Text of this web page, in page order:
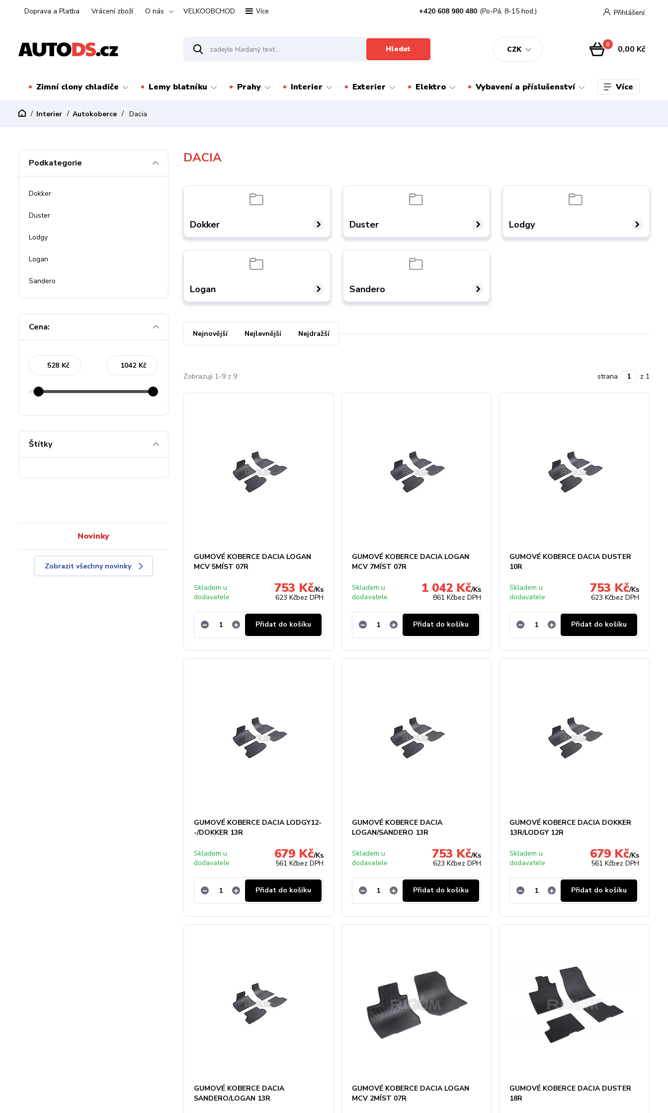
Doprava a Platba Vrácení zboží O nás VELKOOBCHOD Více
CZK
Přihlášení
Hledat
+420 608 980 480 (Po-Pá, 8-15 hod.)
0 0,00 Kč
Zimní clony chladiče Lemy blatníku Prahy Interier Exterier Elektro Vybavení a příslušenství Více
Interier Autokoberce Dacia
DACIA
Dokker Duster Lodgy
Logan Sandero
Nejnovější Nejlevnější Nejdražší
Zobrazuji 1-9 z 9 strana z 1
GUMOVÉ KOBERCE DACIA LOGAN
MCV 5MÍST 07R
753 Kč/Ks
623 Kčbez DPH
Skladem u
dodavatele
Přidat do košíku
GUMOVÉ KOBERCE DACIA LOGAN
MCV 7MÍST 07R
1 042 Kč/Ks
861 Kčbez DPH
Skladem u
dodavatele
Přidat do košíku
GUMOVÉ KOBERCE DACIA DUSTER
10R
753 Kč/Ks
623 Kčbez DPH
Skladem u
dodavatele
Přidat do košíku
GUMOVÉ KOBERCE DACIA LODGY12-
-/DOKKER 13R
679 Kč/Ks
561 Kčbez DPH
Skladem u
dodavatele
Přidat do košíku
GUMOVÉ KOBERCE DACIA
LOGAN/SANDERO 13R
753 Kč/Ks
623 Kčbez DPH
Skladem u
dodavatele
Přidat do košíku
GUMOVÉ KOBERCE DACIA DOKKER
13R/LODGY 12R
679 Kč/Ks
561 Kčbez DPH
Skladem u
dodavatele
Přidat do košíku
GUMOVÉ KOBERCE DACIA
SANDERO/LOGAN 13R
GUMOVÉ KOBERCE DACIA LOGAN
MCV 2MÍST 07R
GUMOVÉ KOBERCE DACIA DUSTER
18R
Podkategorie
Dokker
Duster
Lodgy
Logan
Sandero
Cena:
Kč Kč
Štítky
Novinky
Zobrazit všechny novinky